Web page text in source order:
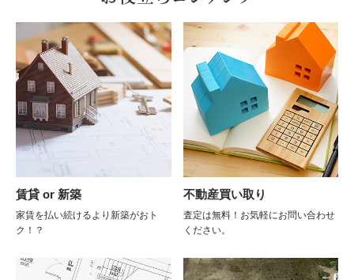
賃貸 or 新築
家賃を払い続けるより新築がおト
ク！？
不動産買い取り
査定は無料！お気軽にお問い合わせ
ください。